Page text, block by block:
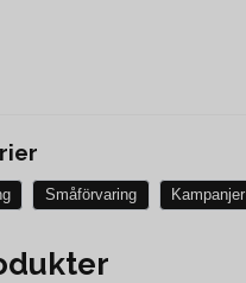
Småförvaring Kampanjer